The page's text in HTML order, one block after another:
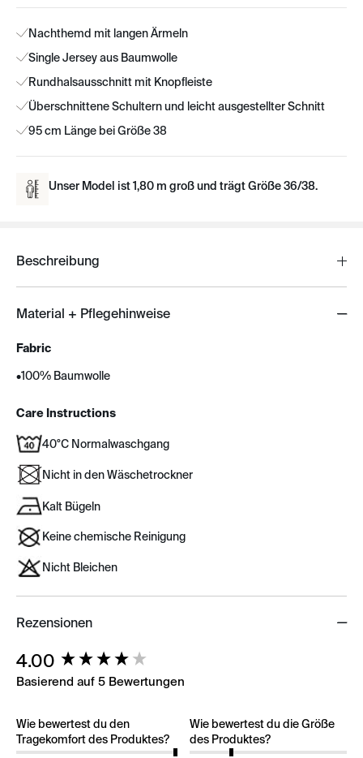
Nachthemd mit langen Ärmeln
Single Jersey aus Baumwolle
Rundhalsausschnitt mit Knopfleiste
Überschnittene Schultern und leicht ausgestellter Schnitt
95 cm Länge bei Größe 38
Unser Model ist 1,80 m groß und trägt Größe 36/38.
Beschreibung
Material + Pflegehinweise
Fabric
•100% Baumwolle
Care Instructions
40°C Normalwaschgang
Nicht in den Wäschetrockner
Kalt Bügeln
Keine chemische Reinigung
Nicht Bleichen
Rezensionen
4.00
Basierend auf 5 Bewertungen
Wie bewertest du den
Tragekomfort des Produktes?
Wie bewertest du die Größe
des Produktes?
New content loaded